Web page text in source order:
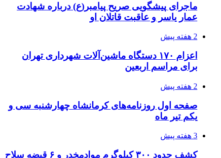
خرید ابزار آلات دستی و صنعتی زیر قیمت بازار؛
چطور ابزار اصل را با بهترین قیمت تهیه کنیم؟
3 هفته پیش
قربانیان زلزله‌های ونزوئلا از ۵۰۰۰ نفر فراتر رفت
3 هفته پیش
اثر اخبار مالی و اقتصادی بر قیمت ارزهای فیات
3 هفته پیش
توسط دشمن آمریکایی